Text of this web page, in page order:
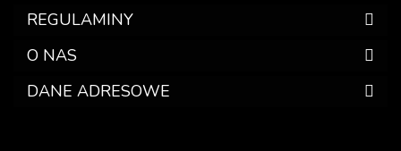
REGULAMINY
O NAS
DANE ADRESOWE